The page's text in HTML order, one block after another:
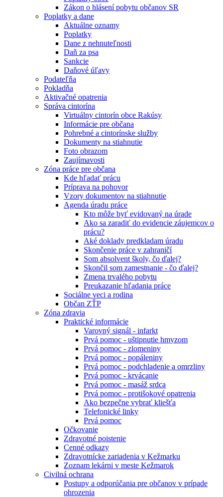
Zákon o hlásení pobytu občanov SR
Poplatky a dane
Aktuálne oznamy
Poplatky
Dane z nehnuteľnosti
Daň za psa
Sankcie
Daňové úľavy
Podateľňa
Pokladňa
Aktivačné opatrenia
Správa cintorína
Virtuálny cintorín obce Rakúsy
Informácie pre občana
Pohrebné a cintorínske služby
Dokumenty na stiahnutie
Foto obrazom
Zaujímavosti
Zóna práce pre občana
Kde hľadať prácu
Príprava na pohovor
Vzory dokumentov na stiahnutie
Agenda úradu práce
Kto môže byť evidovaný na úrade
Ako sa zaradiť do evidencie záujemcov o
prácu?
Aké doklady predkladam úradu
Skončenie práce v zahraničí
Som absolvent školy, čo ďalej?
Skončil som zamestnanie - čo ďalej?
Zmena trvalého pobytu
Preukazanie hľadania práce
Sociálne veci a rodina
Občan ZŤP
Zóna zdravia
Praktické informácie
Varovný signál - infarkt
Prvá pomoc - uštipnutie hmyzom
Prvá pomoc - zlomeniny
Prvá pomoc - popáleniny
Prvá pomoc - podchladenie a omrzliny
Prvá pomoc - krvácanie
Prvá pomoc - masáž srdca
Prvá pomoc - protišokové opatrenia
Ako bezpečne vybrať kliešťa
Telefonické linky
Prvá pomoc
Očkovanie
Zdravotné poistenie
Cenné odkazy
Zdravotnícke zariadenia v Kežmarku
Zoznam lekárni v meste Kežmarok
Civilná ochrana
Postupy a odporúčania pre občanov v prípade
ohrozenia